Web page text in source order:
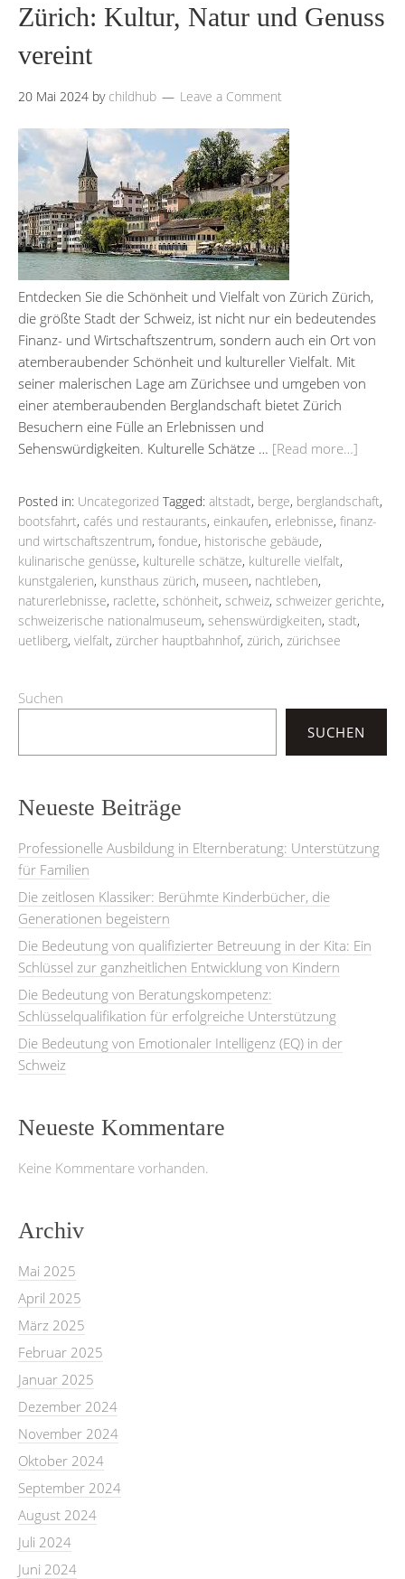
Zürich: Kultur, Natur und Genuss
vereint
20 Mai 2024 by childhub Leave a Comment
Entdecken Sie die Schönheit und Vielfalt von Zürich Zürich,
die größte Stadt der Schweiz, ist nicht nur ein bedeutendes
Finanz- und Wirtschaftszentrum, sondern auch ein Ort von
atemberaubender Schönheit und kultureller Vielfalt. Mit
seiner malerischen Lage am Zürichsee und umgeben von
einer atemberaubenden Berglandschaft bietet Zürich
Besuchern eine Fülle an Erlebnissen und
Sehenswürdigkeiten. Kulturelle Schätze … [Read more…]
Posted in: Uncategorized Tagged: altstadt, berge, berglandschaft,
bootsfahrt, cafés und restaurants, einkaufen, erlebnisse, finanz-
und wirtschaftszentrum, fondue, historische gebäude,
kulinarische genüsse, kulturelle schätze, kulturelle vielfalt,
kunstgalerien, kunsthaus zürich, museen, nachtleben,
naturerlebnisse, raclette, schönheit, schweiz, schweizer gerichte,
schweizerische nationalmuseum, sehenswürdigkeiten, stadt,
uetliberg, vielfalt, zürcher hauptbahnhof, zürich, zürichsee
Suchen
SUCHEN
Neueste Beiträge
Professionelle Ausbildung in Elternberatung: Unterstützung
für Familien
Die zeitlosen Klassiker: Berühmte Kinderbücher, die
Generationen begeistern
Die Bedeutung von qualifizierter Betreuung in der Kita: Ein
Schlüssel zur ganzheitlichen Entwicklung von Kindern
Die Bedeutung von Beratungskompetenz:
Schlüsselqualifikation für erfolgreiche Unterstützung
Die Bedeutung von Emotionaler Intelligenz (EQ) in der
Schweiz
Neueste Kommentare
Keine Kommentare vorhanden.
Archiv
Mai 2025
April 2025
März 2025
Februar 2025
Januar 2025
Dezember 2024
November 2024
Oktober 2024
September 2024
August 2024
Juli 2024
Juni 2024